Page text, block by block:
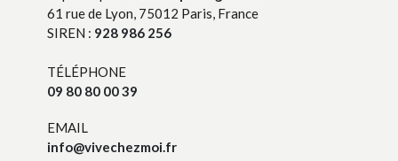
61 rue de Lyon, 75012 Paris, France
SIREN : 928 986 256
TÉLÉPHONE
09 80 80 00 39
EMAIL
info@vivechezmoi.fr